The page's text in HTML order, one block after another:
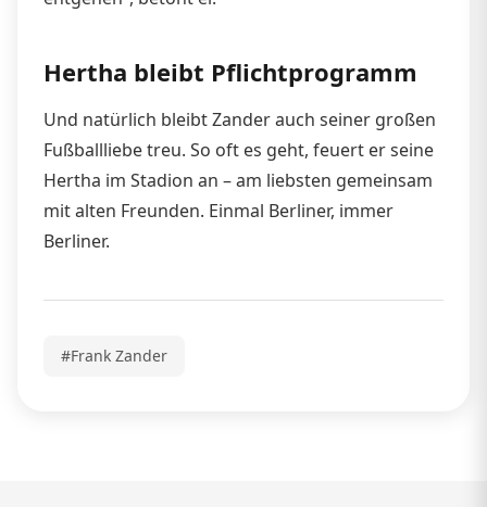
Hertha bleibt Pflichtprogramm
Und natürlich bleibt Zander auch seiner großen
Fußballliebe treu. So oft es geht, feuert er seine
Hertha im Stadion an – am liebsten gemeinsam
mit alten Freunden. Einmal Berliner, immer
Berliner.
#Frank Zander